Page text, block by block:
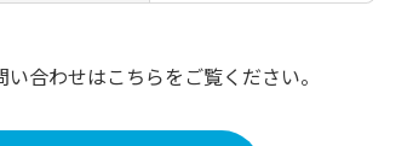
合わせはこちらをご覧ください。